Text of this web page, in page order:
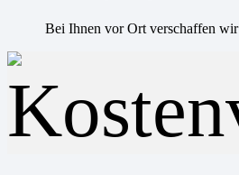
Bei Ihnen vor Ort verschaffen